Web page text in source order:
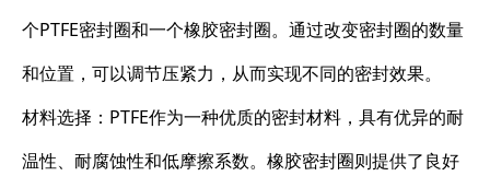
个PTFE密封圈和一个橡胶密封圈。通过改变密封圈的数量
和位置，可以调节压紧力，从而实现不同的密封效果。
材料选择：PTFE作为一种优质的密封材料，具有优异的耐
温性、耐腐蚀性和低摩擦系数。橡胶密封圈则提供了良好